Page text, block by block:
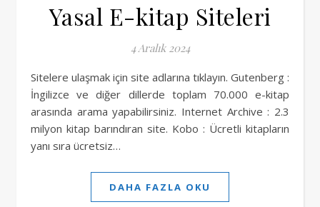
Yasal E-kitap Siteleri
4 Aralık 2024
Sitelere ulaşmak için site adlarına tıklayın. Gutenberg :
İngilizce ve diğer dillerde toplam 70.000 e-kitap
arasında arama yapabilirsiniz. Internet Archive : 2.3
milyon kitap barındıran site. Kobo : Ücretli kitapların
yanı sıra ücretsiz…
DAHA FAZLA OKU